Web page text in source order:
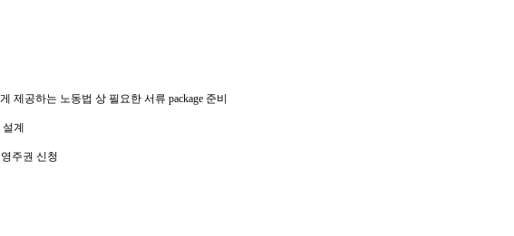
공하는 노동법 상 필요한 서류 package 준비
계
주권 신청